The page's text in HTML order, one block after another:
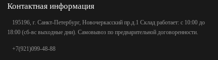
Контактная информация
195196, г. Санкт-Петербург, Новочеркасский пр.д.1 Склад работает: с 10:00 до
18:00 (сб-вс выходные дни). Самовывоз по предварительной договоренности.
+7(921)099-48-88